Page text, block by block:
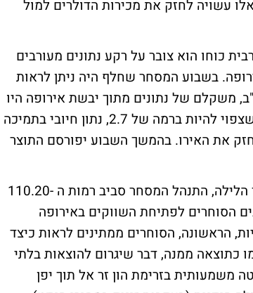
עשויה לחזק את מכירות הדולרים למול
כוחו הוא צובר על רקע נתונים מעורבים
בשבוע המסחר שחלף היה ניתן לראות
משקלם של נתונים מתוך יבשת אירופה היו
פחות בעלי משמעות. היום יפורסם בגרמניה סקר ה GFK שצפוי להיות ברמה של 2.7, נתון חיובי בתמיכה
את האירו. בהמשך השבוע יפורסם התוצר
ביפן, ממשיך היין להסחר בטווח צר אל מול הדולר. במהלך הלילה, התנהל המסחר סביב רמות ה 110.20-
הסוחרים לפתיחת השווקים באירופה
הראשונה, הסוחרים ממתינים לראות כיצד
כתוצאה ממנה, דבר שיגרום להוצאות בלתי
בזרימת הון זר אל תוך יפן